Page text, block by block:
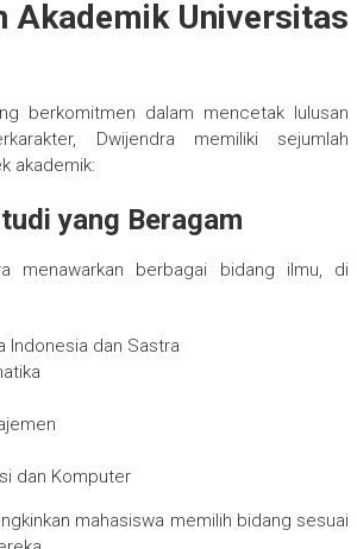
Akademik Universitas
berkomitmen dalam mencetak lulusan
Dwijendra memiliki sejumlah
akademik:
yang Beragam
menawarkan berbagai bidang ilmu, di
Indonesia dan Sastra
dan Komputer
mahasiswa memilih bidang sesuai